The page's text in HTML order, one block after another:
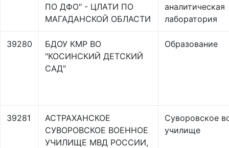
ПО ДФО" - ЦЛАТИ ПО
МАГАДАНСКОЙ ОБЛАСТИ
аналитическая
лаборатория
39280
БДОУ КМР ВО
"КОСИНСКИЙ ДЕТСКИЙ
САД"
Образование
39281
АСТРАХАНСКОЕ
СУВОРОВСКОЕ ВОЕННОЕ
УЧИЛИЩЕ МВД РОССИИ,
Суворовское
училище